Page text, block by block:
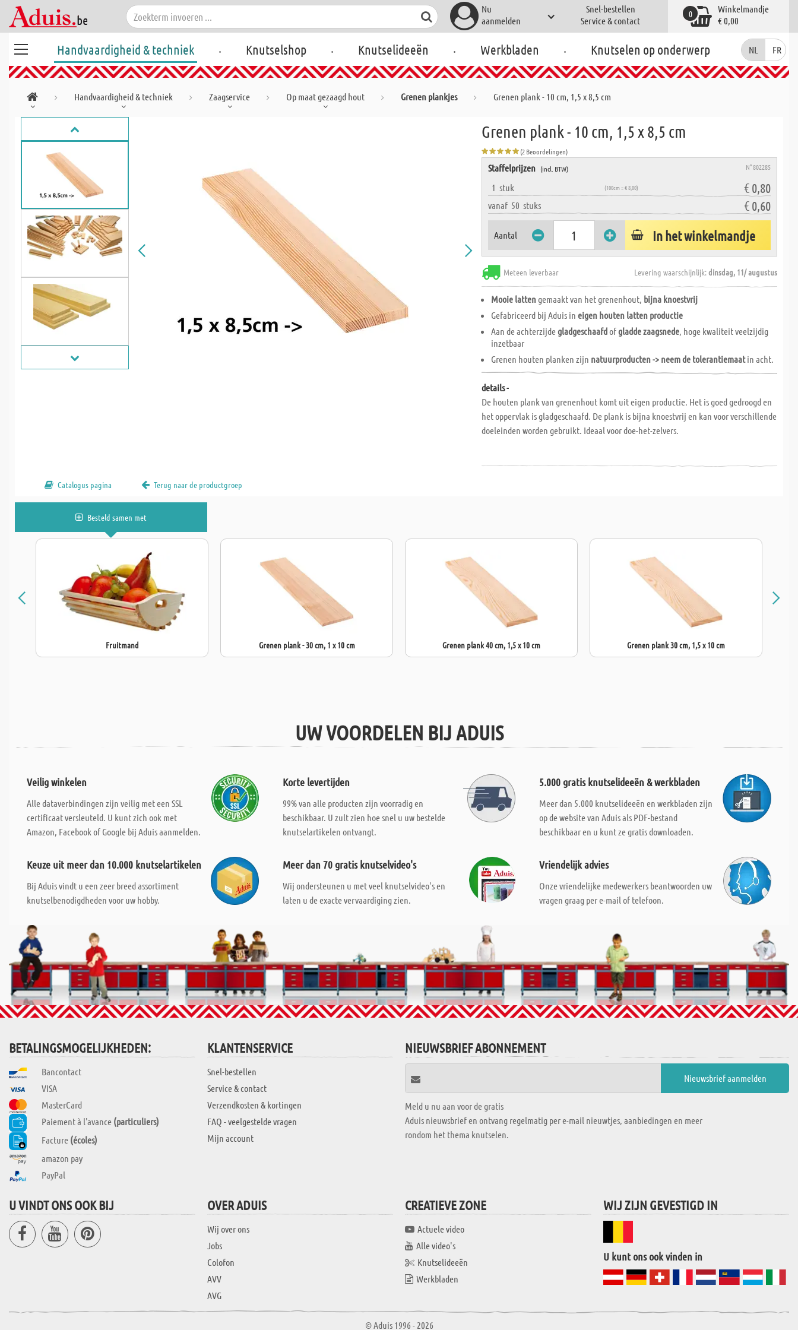
Nu
aanmelden
Snel-bestellen
Service & contact
Winkelmandje
€ 0,00
0
Handvaardigheid & techniek . Knutselshop . Knutselideeën . Werkbladen . Knutselen op onderwerp NL FR
Handvaardigheid & techniek Zaagservice Op maat gezaagd hout Grenen plankjes Grenen plank - 10 cm, 1,5 x 8,5 cm
Grenen plank - 10 cm, 1,5 x 8,5 cm
(2 Beoordelingen)
Staffelprijzen (incl. BTW) N° 802285
1stuk (100cm = € 8,00) € 0,80
vanaf 50stuks € 0,60
Aantal In het winkelmandje
Meteen leverbaar Levering waarschijnlijk:dinsdag, 11/ augustus
Mooie lattengemaakt van het grenenhout, bijna knoestvrij
Gefabriceerd bij Aduis ineigen houten latten productie
Aan de achterzijdegladgeschaafdofgladde zaagsnede, hoge kwaliteit veelzijdig
inzetbaar
Grenen houten planken zijn natuurproducten -> neem de tolerantiemaatin acht.
details -
De houten plank van grenenhout komt uit eigen productie. Het is goed gedroogd en
het oppervlak is gladgeschaafd. De plank is bijna knoestvrij en kan voor verschillende
doeleinden worden gebruikt. Ideaal voor doe-het-zelvers.
Catalogus pagina Terug naar de productgroep
Besteld samen met
Fruitmand Grenen plank - 30 cm, 1 x 10 cm Grenen plank 40 cm, 1,5 x 10 cm Grenen plank 30 cm, 1,5 x 10 cm
UW VOORDELEN BIJ ADUIS
Veilig winkelen
Alle dataverbindingen zijn veilig met een SSL
certificaat versleuteld. U kunt zich ook met
Amazon, Facebook of Google bij Aduis aanmelden.
Korte levertijden
99% van alle producten zijn voorradig en
beschikbaar. U zult zien hoe snel u uw bestelde
knutselartikelen ontvangt.
5.000 gratis knutselideeën & werkbladen
Meer dan 5.000 knutselideeën en werkbladen zijn
op de website van Aduis als PDF-bestand
beschikbaar en u kunt ze gratis downloaden.
Keuze uit meer dan 10.000 knutselartikelen
Bij Aduis vindt u een zeer breed assortiment
knutselbenodigdheden voor uw hobby.
Meer dan 70 gratis knutselvideo's
Wij ondersteunen u met veel knutselvideo's en
laten u de exacte vervaardiging zien.
Vriendelijk advies
Onze vriendelijke medewerkers beantwoorden uw
vragen graag per e-mail of telefoon.
BETALINGSMOGELIJKHEDEN:
Bancontact
VISA
MasterCard
Paiement à l'avance (particuliers)
Facture (écoles)
amazon pay
PayPal
KLANTENSERVICE
Snel-bestellen
Service & contact
Verzendkosten & kortingen
FAQ - veelgestelde vragen
Mijn account
NIEUWSBRIEF ABONNEMENT
Meld u nu aan voor de gratis
Aduis nieuwsbrief en ontvang regelmatig per e-mail nieuwtjes, aanbiedingen en meer
rondom het thema knutselen.
U VINDT ONS OOK BIJ OVER ADUIS
Wij over ons
Jobs
Colofon
AVV
AVG
CREATIEVE ZONE
Actuele video
Alle video's
Knutselideeën
Werkbladen
WIJ ZIJN GEVESTIGD IN
U kunt ons ook vinden in
© Aduis 1996 - 2026